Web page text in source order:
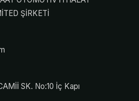
ŞİRKETİ
SK. No:10 İç Kapı